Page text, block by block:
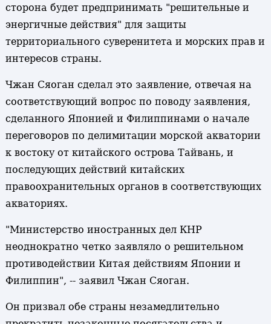
сторона будет предпринимать "решительные и
энергичные действия" для защиты
территориального суверенитета и морских прав и
интересов страны.
Чжан Сяоган сделал это заявление, отвечая на
соответствующий вопрос по поводу заявления,
сделанного Японией и Филиппинами о начале
переговоров по делимитации морской акватории
к востоку от китайского острова Тайвань, и
последующих действий китайских
правоохранительных органов в соответствующих
акваториях.
"Министерство иностранных дел КНР
неоднократно четко заявляло о решительном
противодействии Китая действиям Японии и
Филиппин", -- заявил Чжан Сяоган.
Он призвал обе страны незамедлительно